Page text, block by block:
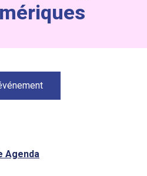
Agenda